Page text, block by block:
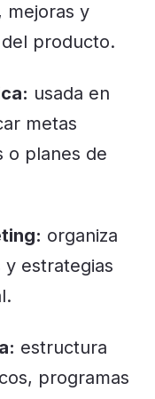
mejoras y
producto.
usada en
metas
o planes de
organiza
y estrategias
estructura
programas